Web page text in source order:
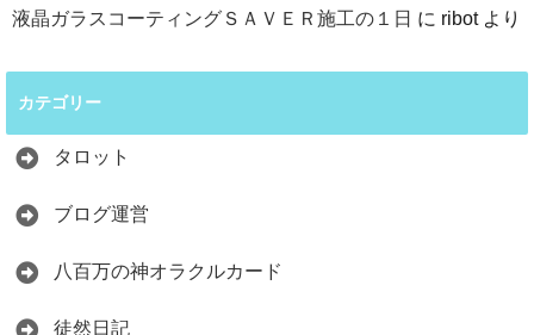
液晶ガラスコーティングＳＡＶＥＲ施工の１日 に ribotより
カテゴリー
タロット
ブログ運営
八百万の神オラクルカード
徒然日記